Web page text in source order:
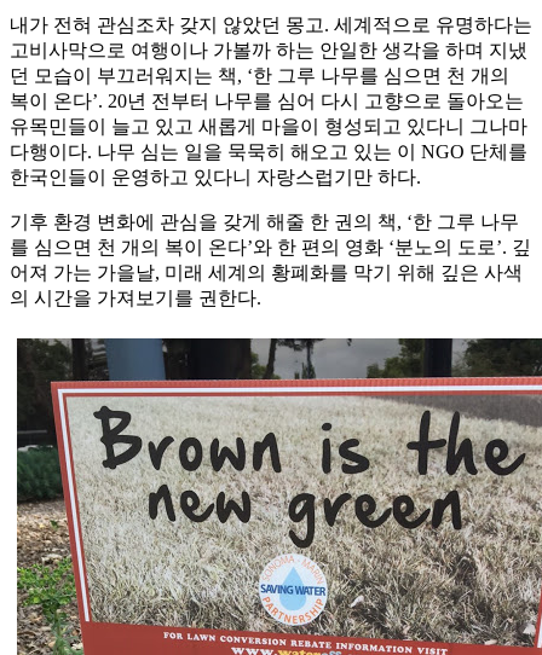
내가 전혀 관심조차 갖지 않았던 몽고. 세계적으로 유명하다는
고비사막으로 여행이나 가볼까 하는 안일한 생각을 하며 지냈
던 모습이 부끄러워지는 책, ‘한 그루 나무를 심으면 천 개의
복이 온다’. 20년 전부터 나무를 심어 다시 고향으로 돌아오는
유목민들이 늘고 있고 새롭게 마을이 형성되고 있다니 그나마
다행이다. 나무 심는 일을 묵묵히 해오고 있는 이 NGO 단체를
한국인들이 운영하고 있다니 자랑스럽기만 하다.
기후 환경 변화에 관심을 갖게 해줄 한 권의 책, ‘한 그루 나무
를 심으면 천 개의 복이 온다’와 한 편의 영화 ‘분노의 도로’. 깊
어져 가는 가을날, 미래 세계의 황폐화를 막기 위해 깊은 사색
의 시간을 가져보기를 권한다.